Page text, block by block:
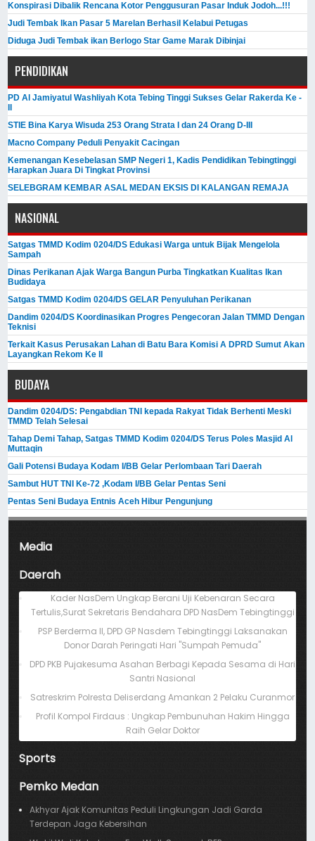
Konspirasi Dibalik Rencana Kotor Penggusuran Pasar Induk Jodoh...!!!
Judi Tembak Ikan Pasar 5 Marelan Berhasil Kelabui Petugas
Diduga Judi Tembak ikan Berlogo Star Game Marak Dibinjai
PENDIDIKAN
PD Al Jamiyatul Washliyah Kota Tebing Tinggi Sukses Gelar Rakerda Ke -
STIE Bina Karya Wisuda 253 Orang Strata I dan 24 Orang D-III
Macno Company Peduli Penyakit Cacingan
Kemenangan Kesebelasan SMP Negeri 1, Kadis Pendidikan Tebingtinggi
Harapkan Juara Di Tingkat Provinsi
SELEBGRAM KEMBAR ASAL MEDAN EKSIS DI KALANGAN REMAJA
NASIONAL
Satgas TMMD Kodim 0204/DS Edukasi Warga untuk Bijak Mengelola
Sampah
Dinas Perikanan Ajak Warga Bangun Purba Tingkatkan Kualitas Ikan
Budidaya
Satgas TMMD Kodim 0204/DS GELAR Penyuluhan Perikanan
Dandim 0204/DS Koordinasikan Progres Pengecoran Jalan TMMD Dengan
Teknisi
Terkait Kasus Perusakan Lahan di Batu Bara Komisi A DPRD Sumut Akan
Layangkan Rekom Ke II
BUDAYA
Dandim 0204/DS: Pengabdian TNI kepada Rakyat Tidak Berhenti Meski ​
TMMD Telah Selesai
Tahap Demi Tahap, Satgas TMMD Kodim 0204/DS Terus Poles Masjid Al
Muttaqin
Gali Potensi Budaya Kodam I/BB Gelar Perlombaan Tari Daerah
Sambut HUT TNI Ke-72 ,Kodam I/BB Gelar Pentas Seni
Pentas Seni Budaya Entnis Aceh Hibur Pengunjung
Media
Daerah
Kader NasDem Ungkap Berani Uji Kebenaran Secara
Tertulis,Surat Sekretaris Bendahara DPD NasDem Tebingtinggi
PSP Berderma II, DPD GP Nasdem Tebingtinggi Laksanakan
Donor Darah Peringati Hari "Sumpah Pemuda"
DPD PKB Pujakesuma Asahan Berbagi Kepada Sesama di Hari
Santri Nasional
Satreskrim Polresta Deliserdang Amankan 2 Pelaku Curanmor
Profil Kompol Firdaus : Ungkap Pembunuhan Hakim Hingga
Raih Gelar Doktor
Sports
Pemko Medan
Akhyar Ajak Komunitas Peduli Lingkungan Jadi Garda
Terdepan Jaga Kebersihan